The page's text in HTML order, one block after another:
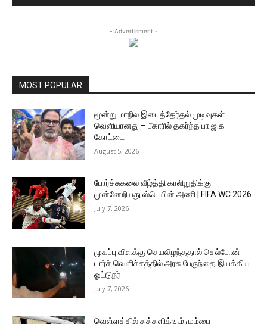
- Advertisment -
MOST POPULAR
மூன்று மாநில இடைத்தேர்தல் முடிவுகள்
வெளியானது – பீகாரில் தகர்ந்த பா.ஜ.க
கோட்டை
August 5, 2026
போர்ச்சுகலை வீழ்த்தி காலிறுதிக்கு
முன்னேறியது ஸ்பெயின் அணி | FIFA WC 2026
July 7, 2026
முகப்பு விளக்கு செயலிழந்ததால் செல்போன்
டார்ச் வெளிச்சத்தில் அரசு பேருந்தை இயக்கிய
ஓட்டுநர்
July 7, 2026
வெள்ளத்தில் தத்தளிக்கும் மும்பை